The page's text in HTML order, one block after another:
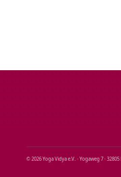
© 2026 Yoga Vidya e.V. · Yogaweg 7 ·